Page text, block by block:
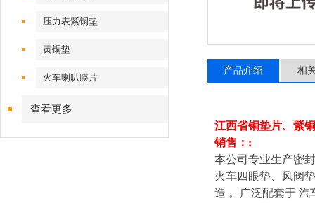
压力表紫铜垫
黄铜垫
火车喇叭膜片
查看更多
产品介绍 相
江西省铜垫片、紫
销售：:
本公司专业生产密
火车四眼垫、风阀
造 。广泛配套于 汽